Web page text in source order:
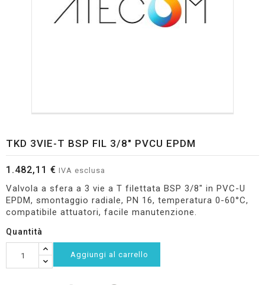
TKD 3VIE-T BSP FIL 3/8" PVCU EPDM
1.482,11 € IVA esclusa
Valvola a sfera a 3 vie a T filettata BSP 3/8" in PVC-U
EPDM, smontaggio radiale, PN 16, temperatura 0-60°C,
compatibile attuatori, facile manutenzione.
Quantità
Aggiungi al carrello